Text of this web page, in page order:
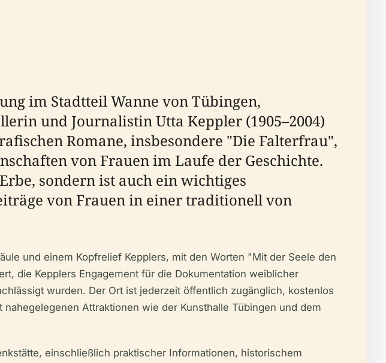
im Stadtteil Wanne von Tübingen,
und Journalistin Utta Keppler (1905–2004)
Romane, insbesondere "Die Falterfrau",
von Frauen im Laufe der Geschichte.
sondern ist auch ein wichtiges
von Frauen in einer traditionell von
und einem Kopfrelief Kepplers, mit den Worten "Mit der Seele den
die Kepplers Engagement für die Dokumentation weiblicher
wurden. Der Ort ist jederzeit öffentlich zugänglich, kostenlos
Attraktionen wie der Kunsthalle Tübingen und dem
einschließlich praktischer Informationen, historischem